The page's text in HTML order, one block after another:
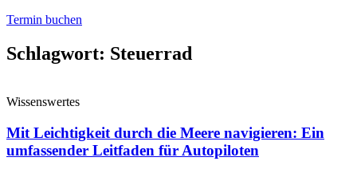
Termin buchen
Schlagwort: Steuerrad
Wissenswertes
Mit Leichtigkeit durch die Meere navigieren: Ein
umfassender Leitfaden für Autopiloten